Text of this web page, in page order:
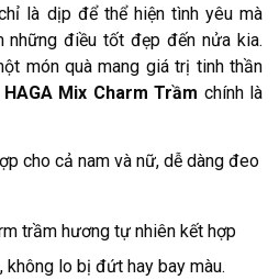
là dịp để thể hiện tình yêu mà
điều tốt đẹp đến nửa kia.
món quà mang giá trị tinh thần
Mix Charm Trầm chính là
cho cả nam và nữ, dễ dàng đeo
trầm hương tự nhiên kết hợp
lo bị đứt hay bay màu.